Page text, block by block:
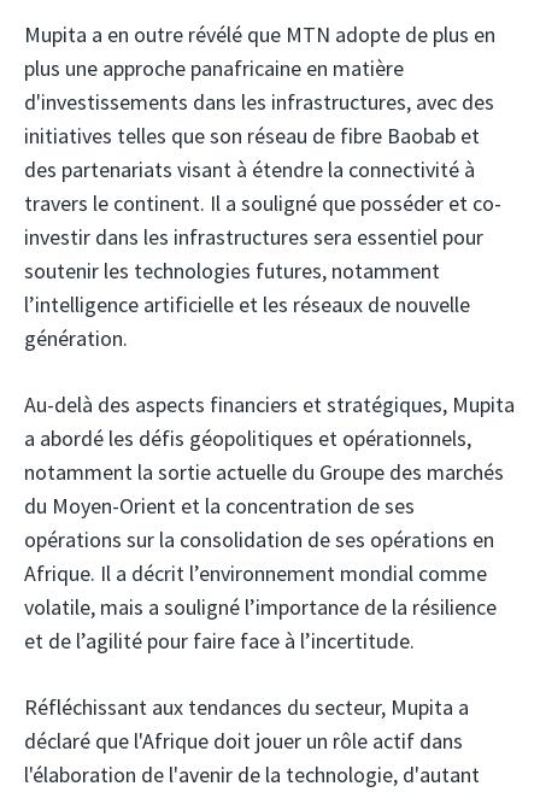
Mupita a en outre révélé que MTN adopte de plus en
plus une approche panafricaine en matière
d'investissements dans les infrastructures, avec des
initiatives telles que son réseau de fibre Baobab et
des partenariats visant à étendre la connectivité à
travers le continent. Il a souligné que posséder et co-
investir dans les infrastructures sera essentiel pour
soutenir les technologies futures, notamment
l’intelligence artificielle et les réseaux de nouvelle
génération.
Au-delà des aspects financiers et stratégiques, Mupita
a abordé les défis géopolitiques et opérationnels,
notamment la sortie actuelle du Groupe des marchés
du Moyen-Orient et la concentration de ses
opérations sur la consolidation de ses opérations en
Afrique. Il a décrit l’environnement mondial comme
volatile, mais a souligné l’importance de la résilience
et de l’agilité pour faire face à l’incertitude.
Réfléchissant aux tendances du secteur, Mupita a
déclaré que l'Afrique doit jouer un rôle actif dans
l'élaboration de l'avenir de la technologie, d'autant